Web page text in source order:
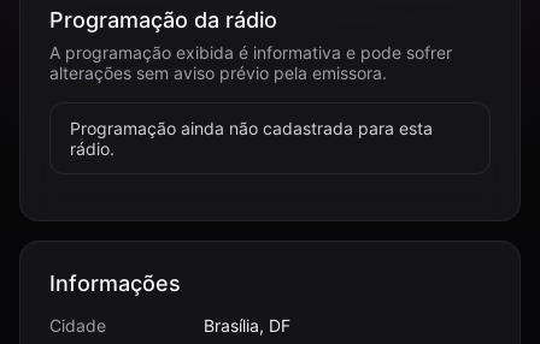
Programação da rádio
A programação exibida é informativa e pode sofrer
alterações sem aviso prévio pela emissora.
Programação ainda não cadastrada para esta
rádio.
Informações
Cidade
Brasília, DF